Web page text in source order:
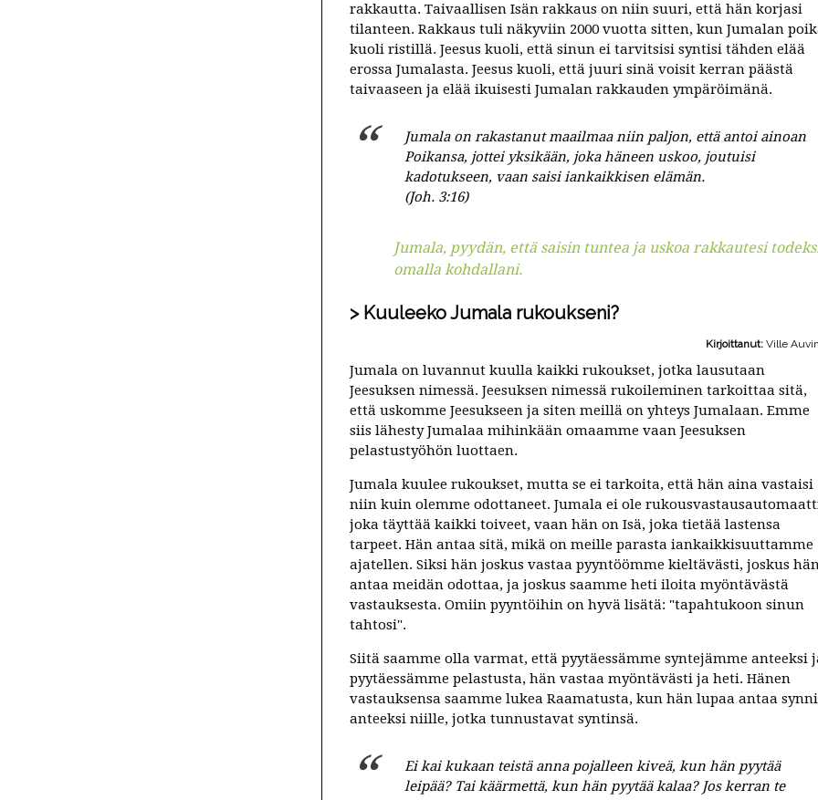
rakkautta. Taivaallisen Isän rakkaus on niin suuri, että hän korjasi
tilanteen. Rakkaus tuli näkyviin 2000 vuotta sitten, kun Jumalan
kuoli ristillä. Jeesus kuoli, että sinun ei tarvitsisi syntisi tähden elää
erossa Jumalasta. Jeesus kuoli, että juuri sinä voisit kerran päästä
taivaaseen ja elää ikuisesti Jumalan rakkauden ympäröimänä.
Jumala on rakastanut maailmaa niin paljon, että antoi ainoan
Poikansa, jottei yksikään, joka häneen uskoo, joutuisi
kadotukseen, vaan saisi iankaikkisen elämän.
(Joh. 3:16)
Jumala, pyydän, että saisin tuntea ja uskoa rakkautesi
omalla kohdallani.
Kuuleeko Jumala rukoukseni?
Kirjoittanut:Ville
Jumala on luvannut kuulla kaikki rukoukset, jotka lausutaan
Jeesuksen nimessä. Jeesuksen nimessä rukoileminen tarkoittaa sitä,
että uskomme Jeesukseen ja siten meillä on yhteys Jumalaan. Emme
siis lähesty Jumalaa mihinkään omaamme vaan Jeesuksen
pelastustyöhön luottaen.
Jumala kuulee rukoukset, mutta se ei tarkoita, että hän aina vastaisi
niin kuin olemme odottaneet. Jumala ei ole
joka täyttää kaikki toiveet, vaan hän on Isä, joka tietää lastensa
tarpeet. Hän antaa sitä, mikä on meille parasta iankaikkisuuttamme
ajatellen. Siksi hän joskus vastaa pyyntöömme kieltävästi, joskus
antaa meidän odottaa, ja joskus saamme heti iloita myöntävästä
vastauksesta. Omiin pyyntöihin on hyvä lisätä: "tapahtukoon sinun
tahtosi".
Siitä saamme olla varmat, että pyytäessämme syntejämme anteeksi
pyytäessämme pelastusta, hän vastaa myöntävästi ja heti. Hänen
vastauksensa saamme lukea Raamatusta, kun hän lupaa antaa
anteeksi niille, jotka tunnustavat syntinsä.
Ei kai kukaan teistä anna pojalleen kiveä, kun hän pyytää
leipää? Tai käärmettä, kun hän pyytää kalaa? Jos kerran te